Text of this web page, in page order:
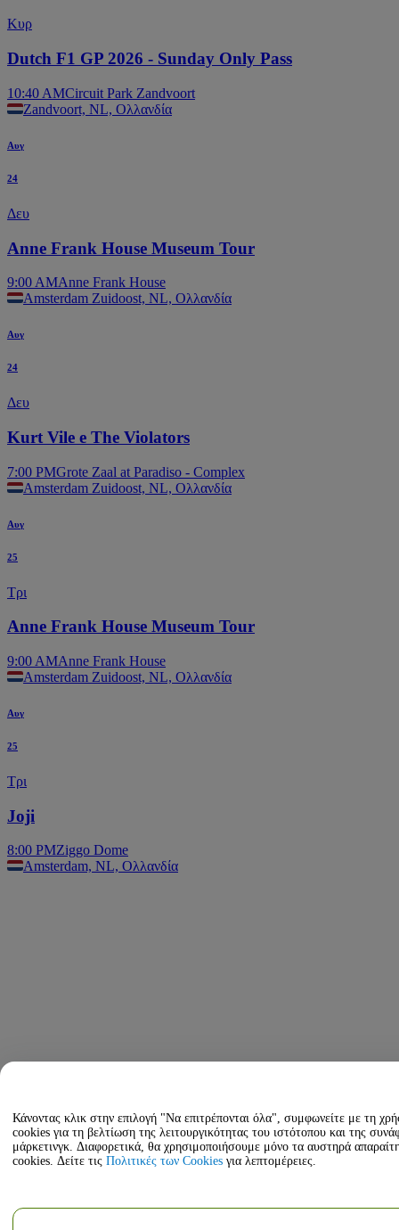
Κυρ
Dutch F1 GP 2026 - Sunday Only Pass
10:40 AMCircuit Park Zandvoort
Zandvoort, NL, Ολλανδία
Αυγ
24
Δευ
Anne Frank House Museum Tour
9:00 AMAnne Frank House
Amsterdam Zuidoost, NL, Ολλανδία
Αυγ
24
Δευ
Kurt Vile e The Violators
7:00 PMGrote Zaal at Paradiso - Complex
Amsterdam Zuidoost, NL, Ολλανδία
Αυγ
25
Τρι
Anne Frank House Museum Tour
9:00 AMAnne Frank House
Amsterdam Zuidoost, NL, Ολλανδία
Αυγ
25
Τρι
Joji
8:00 PMZiggo Dome
Amsterdam, NL, Ολλανδία
Κάνοντας κλικ στην επιλογή "Να επιτρέπονται όλα", συμφωνείτε με τη
cookies για τη βελτίωση της λειτουργικότητας του ιστότοπου και της
μάρκετινγκ. Διαφορετικά, θα χρησιμοποιήσουμε μόνο τα αυστηρά
cookies. Δείτε τις Πολιτικές των Cookies για λεπτομέρειες.